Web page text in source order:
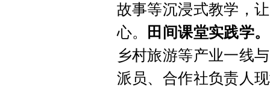
故事等沉浸式教学，
心。
田间课堂实践学。
乡村旅游等产业一线
派员、合作社负责人